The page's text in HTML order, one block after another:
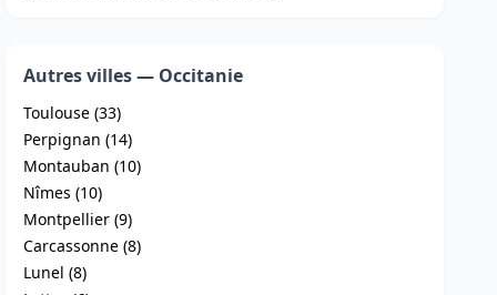
Autres villes — Occitanie
Toulouse (33)
Perpignan (14)
Montauban (10)
Nîmes (10)
Montpellier (9)
Carcassonne (8)
Lunel (8)